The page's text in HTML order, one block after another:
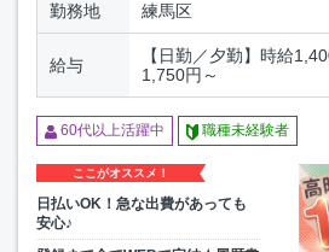
勤務地 練馬区
給与
【日勤／夕勤】時給
1,750円～
60代以上活躍中 職種未経験者
ここがオススメ！
日払いOK！急な出費があっても
安心♪